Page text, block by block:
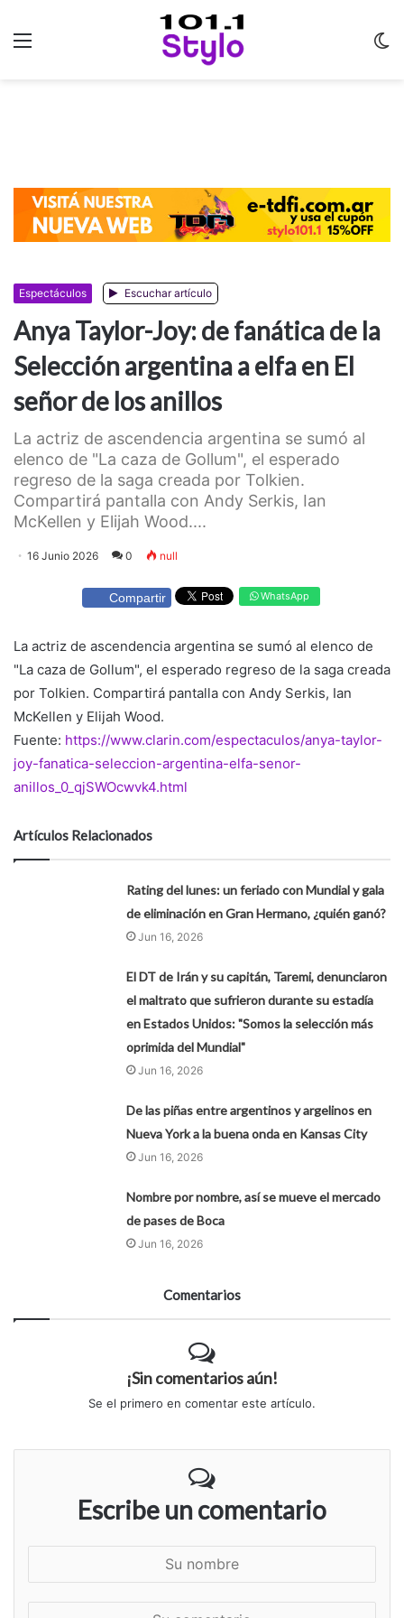
Espectáculos Escuchar artículo
Anya Taylor-Joy: de fanática de la
Selección argentina a elfa en El
señor de los anillos
La actriz de ascendencia argentina se sumó al
elenco de "La caza de Gollum", el esperado
regreso de la saga creada por Tolkien.
Compartirá pantalla con Andy Serkis, Ian
McKellen y Elijah Wood....
16 Junio 2026 0 null
Compartir WhatsApp
La actriz de ascendencia argentina se sumó al elenco de
"La caza de Gollum", el esperado regreso de la saga creada
por Tolkien. Compartirá pantalla con Andy Serkis, Ian
McKellen y Elijah Wood.
Fuente: https://www.clarin.com/espectaculos/anya-taylor-
joy-fanatica-seleccion-argentina-elfa-senor-
anillos_0_qjSWOcwvk4.html
Artículos Relacionados
Rating del lunes: un feriado con Mundial y gala
de eliminación en Gran Hermano, ¿quién ganó?
Jun 16, 2026
El DT de Irán y su capitán, Taremi, denunciaron
el maltrato que sufrieron durante su estadía
en Estados Unidos: "Somos la selección más
oprimida del Mundial"
Jun 16, 2026
De las piñas entre argentinos y argelinos en
Nueva York a la buena onda en Kansas City
Jun 16, 2026
Nombre por nombre, así se mueve el mercado
de pases de Boca
Jun 16, 2026
Comentarios
¡Sin comentarios aún!
Se el primero en comentar este artículo.
Escribe un comentario